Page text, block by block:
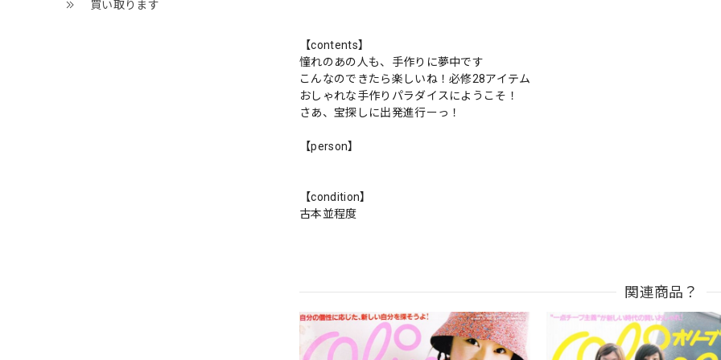
買い取ります
【contents】
憧れのあの人も、手作りに夢中です
こんなのできたら楽しいね！必修28アイテム
おしゃれな手作りパラダイスにようこそ！
さあ、宝探しに出発進行ーっ！
【person】
【condition】
古本並程度
関連商品？